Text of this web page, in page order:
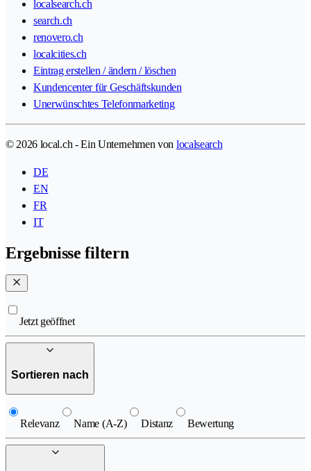
localsearch.ch
search.ch
renovero.ch
localcities.ch
Eintrag erstellen / ändern / löschen
Kundencenter für Geschäftskunden
Unerwünschtes Telefonmarketing
© 2026 local.ch - Ein Unternehmen von localsearch
DE
EN
FR
IT
Ergebnisse filtern
Jetzt geöffnet
Sortieren nach
Relevanz Name (A-Z) Distanz Bewertung